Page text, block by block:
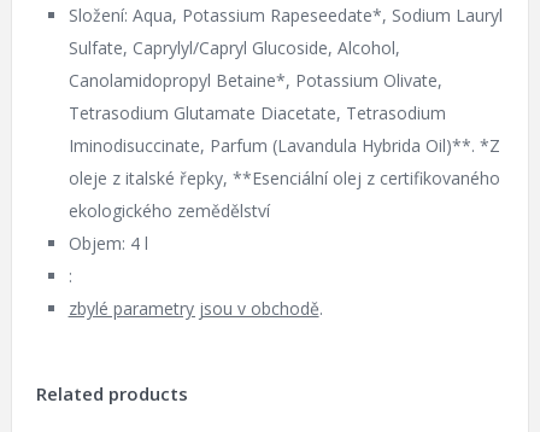
Složení: Aqua, Potassium Rapeseedate*, Sodium Lauryl
Sulfate, Caprylyl/Capryl Glucoside, Alcohol,
Canolamidopropyl Betaine*, Potassium Olivate,
Tetrasodium Glutamate Diacetate, Tetrasodium
Iminodisuccinate, Parfum (Lavandula Hybrida Oil)**. *Z
oleje z italské řepky, **Esenciální olej z certifikovaného
ekologického zemědělství
Objem: 4 l
:
zbylé parametry jsou v obchodě.
Related products